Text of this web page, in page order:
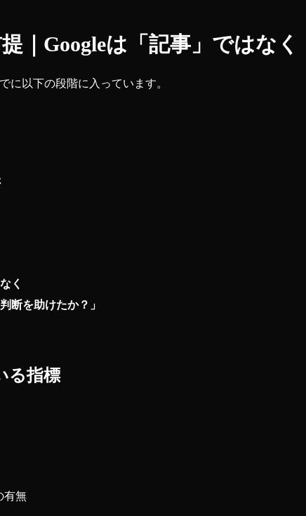
｜Googleは「記事」ではな
に以下の段階に入っています。
く
断を助けたか？」
る指標
有無